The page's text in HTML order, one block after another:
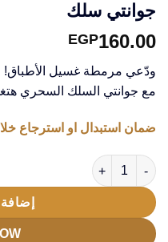
جوانتي سلك
EGP160.00
ودّعي مرمطة غسيل الأطباق!
مع جوانتي السلك السحري
ضمان استبدال او استرجاع خلال 14 يوم من استلام
كمية جوانتي سلك